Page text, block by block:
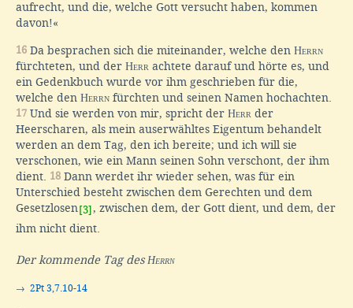
aufrecht, und die, welche Gott versucht haben, kommen
davon!«
16 Da besprachen sich die miteinander, welche den Herrn
fürchteten, und der Herr achtete darauf und hörte es, und
ein Gedenkbuch wurde vor ihm geschrieben für die,
welche den Herrn fürchten und seinen Namen hochachten.
17 Und sie werden von mir, spricht der Herr der
Heerscharen, als mein auserwähltes Eigentum behandelt
werden an dem Tag, den ich bereite; und ich will sie
verschonen, wie ein Mann seinen Sohn verschont, der ihm
dient. 18 Dann werdet ihr wieder sehen, was für ein
Unterschied besteht zwischen dem Gerechten und dem
Gesetzlosen [3] , zwischen dem, der Gott dient, und dem, der
ihm nicht dient.
Der kommende Tag des Herrn
→ 2Pt 3,7.10-14